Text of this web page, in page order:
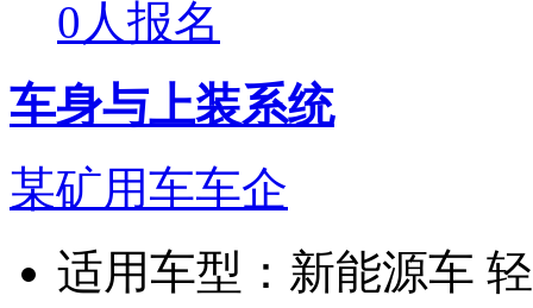
0人报名
车身与上装系统
某矿用车车企
适用车型： 新能源车